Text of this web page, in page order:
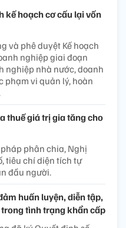
kế hoạch cơ cấu lại vốn
và phê duyệt Kế hoạch
nghiệp giai đoạn
nghiệp nhà nước, doanh
phạm vi quản lý, hoàn
thuế giá trị gia tăng cho
phân chia, Nghị
tiêu chí diện tích tự
đầu người.
huấn luyện, diễn tập,
tình trạng khẩn cấp